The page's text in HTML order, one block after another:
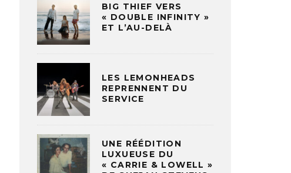
BIG THIEF VERS
« DOUBLE INFINITY »
ET L’AU-DELÀ
LES LEMONHEADS
REPRENNENT DU
SERVICE
UNE RÉÉDITION
LUXUEUSE DU
« CARRIE & LOWELL »